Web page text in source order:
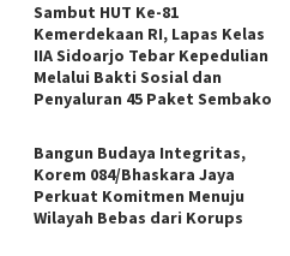
Sambut HUT Ke-81
Kemerdekaan RI, Lapas Kelas
IIA Sidoarjo Tebar Kepedulian
Melalui Bakti Sosial dan
Penyaluran 45 Paket Sembako
Bangun Budaya Integritas,
Korem 084/Bhaskara Jaya
Perkuat Komitmen Menuju
Wilayah Bebas dari Korups